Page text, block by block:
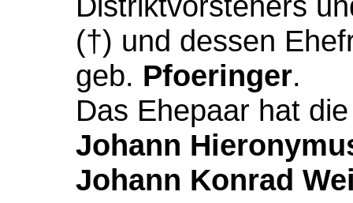
(†) und dessen
geb. Pfoeringer.
Das Ehepaar hat
Johann
Johann Konrad